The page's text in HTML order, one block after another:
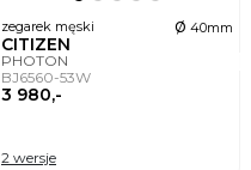
zegarek męski ø 40mm
CITIZEN
PHOTON
BJ6560-53W
3 980,-
2 wersje